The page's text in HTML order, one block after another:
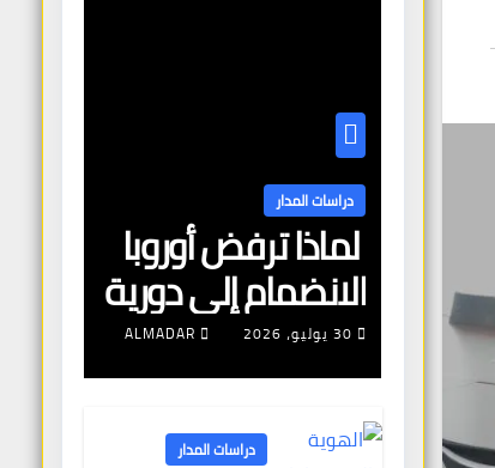
دراسات المدار
لماذا ترفض أوروبا
الانضمام إلى دورية
مشتركة لتأمين
الملاحة البحرية؟
30 يوليو، 2026 ALMADAR
دراسات المدار